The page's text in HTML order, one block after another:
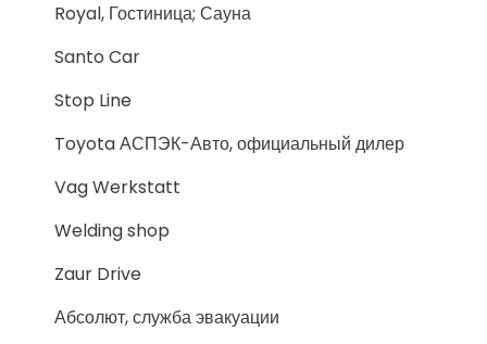
Royal, Гостиница; Сауна
Santo Car
Stop Line
Toyota АСПЭК-Авто, официальный дилер
Vag Werkstatt
Welding shop
Zaur Drive
Абсолют, служба эвакуации